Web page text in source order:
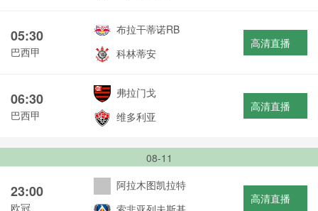
05:30
巴西甲
布拉干蒂诺RB
科林蒂安
高清直播
06:30
巴西甲
弗拉门戈
维多利亚
高清直播
08-11
23:00
欧冠
阿拉木图凯拉特
高清直播